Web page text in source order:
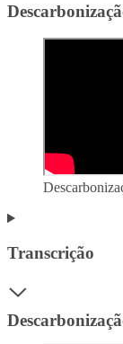
Transcrição